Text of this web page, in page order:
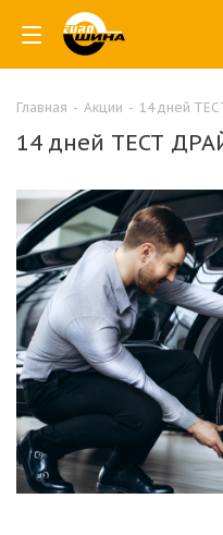
Главная - Акции - 14 дней
14 дней ТЕСТ